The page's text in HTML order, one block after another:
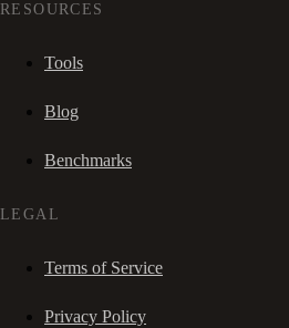
RESOURCES
Tools
Blog
Benchmarks
LEGAL
Terms of Service
Privacy Policy